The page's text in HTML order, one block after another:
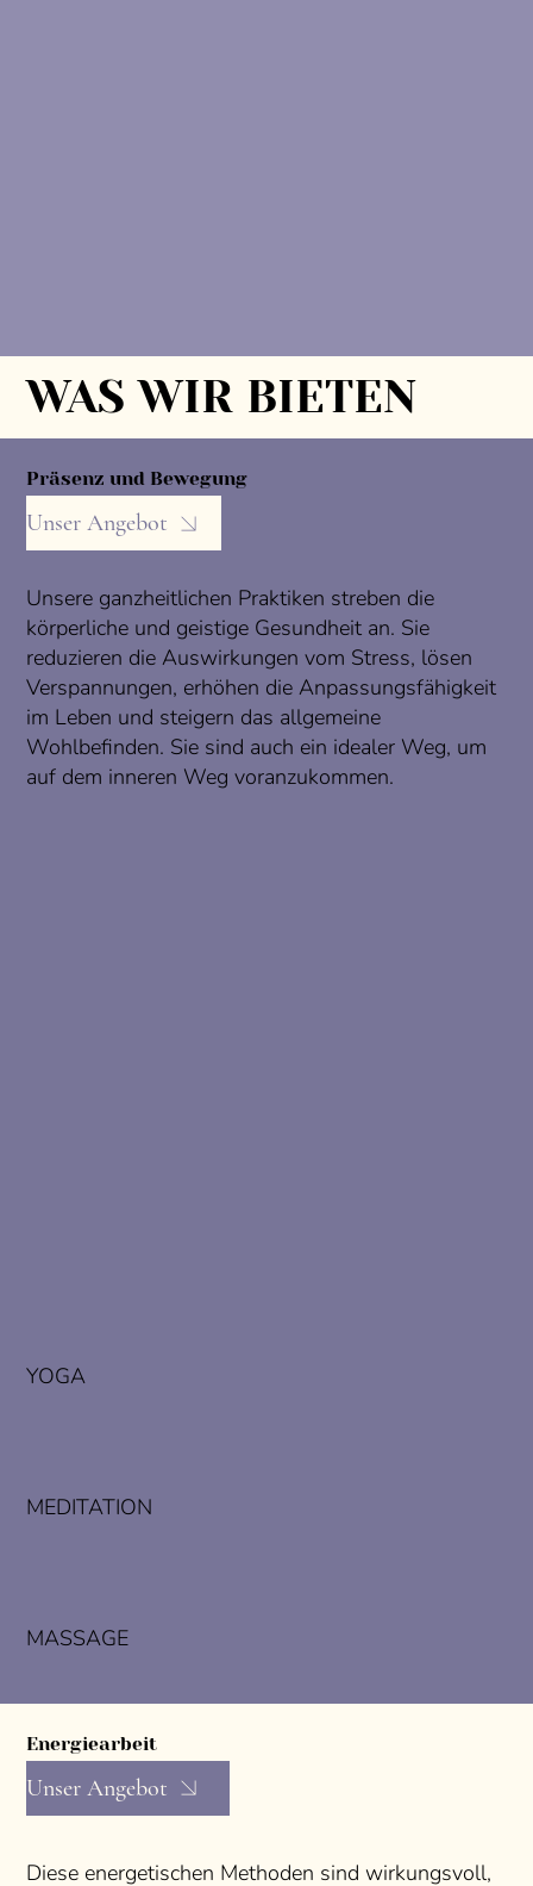
WAS WIR BIETEN
Präsenz und Bewegung
Unser Angebot
Unsere ganzheitlichen Praktiken streben die
körperliche und geistige Gesundheit an. Sie
reduzieren die Auswirkungen vom Stress, lösen
Verspannungen, erhöhen die Anpassungsfähigkeit
im Leben und steigern das allgemeine
Wohlbefinden. Sie sind auch ein idealer Weg, um
auf dem inneren Weg voranzukommen.
YOGA
MEDITATION
MASSAGE
Energiearbeit
Unser Angebot
Diese energetischen Methoden sind wirkungsvoll,